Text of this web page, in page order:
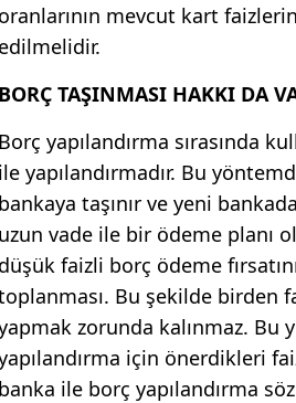
oranlarının mevcut kart
edilmelidir.
BORÇ TAŞINMASI HAKKI DA
Borç yapılandırma sırasında
ile yapılandırmadır. Bu
bankaya taşınır ve yeni
uzun vade ile bir ödeme planı
düşük faizli borç ödeme
Bu şekilde birden
zorunda kalınmaz. Bu
için önerdikleri
banka ile borç yapılandırma